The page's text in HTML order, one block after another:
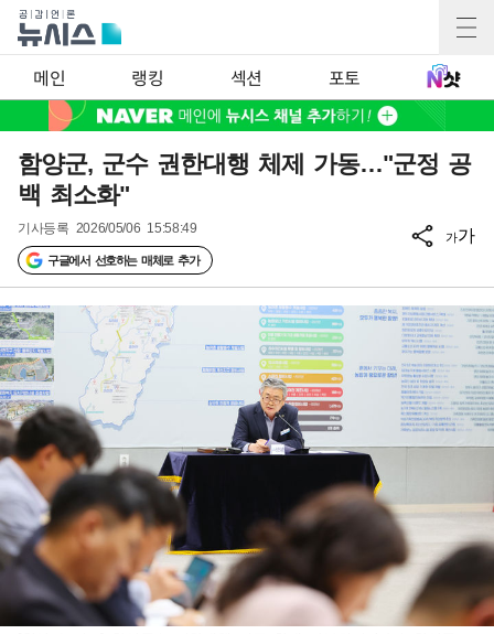
메인 랭킹 섹션 포토
함양군, 군수 권한대행 체제 가동…"군정 공
백 최소화"
기사등록 2026/05/06 15:58:49
구글에서 선호하는 매체로 추가
가가